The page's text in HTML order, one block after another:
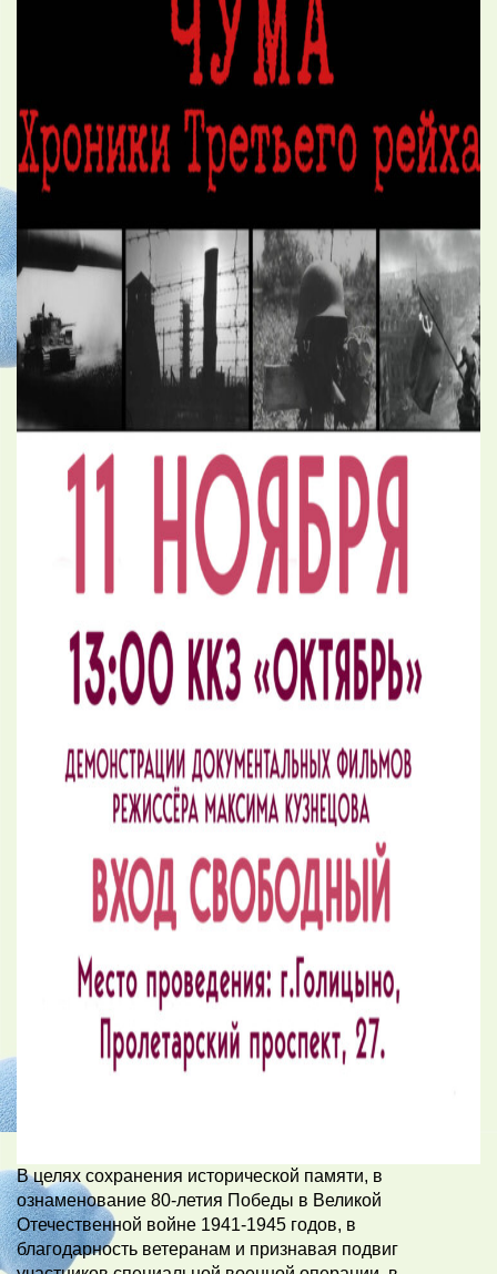
В целях сохранения исторической памяти, в
ознаменование 80-летия Победы в Великой
Отечественной войне 1941-1945 годов, в
благодарность ветеранам и признавая подвиг